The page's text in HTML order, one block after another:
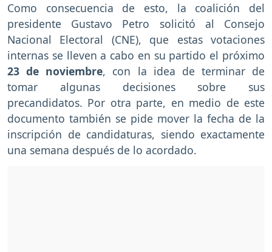
Como consecuencia de esto, la coalición del
presidente Gustavo Petro solicitó al Consejo
Nacional Electoral (CNE), que estas votaciones
internas se lleven a cabo en su partido el próximo
23 de noviembre, con la idea de terminar de
tomar algunas decisiones sobre sus
precandidatos. Por otra parte, en medio de este
documento también se pide mover la fecha de la
inscripción de candidaturas, siendo exactamente
una semana después de lo acordado.